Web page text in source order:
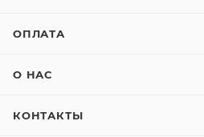
ОПЛАТА
О НАС
КОНТАКТЫ